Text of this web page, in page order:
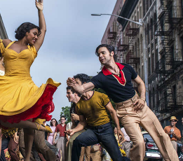
スポーツ
ドキュメンタリー・ホビー